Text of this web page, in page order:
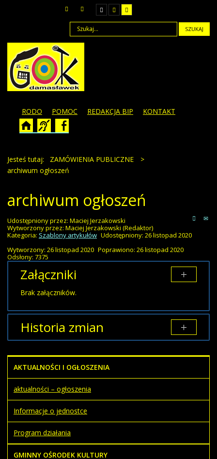
SZUKAJ
RODO POMOC REDAKCJA BIP KONTAKT
Jesteś tutaj: ZAMÓWIENIA PUBLICZNE
>
archiwum ogłoszeń
archiwum ogłoszeń
Udostępniony przez: Maciej Jerzakowski
Wytworzony przez: Maciej Jerzakowski (Redaktor)
Kategoria: Szablony artykułów Udostępniony: 26 listopad 2020
Wytworzony: 26 listopad 2020 Poprawiono: 26 listopad 2020
Odsłony: 7375
Załączniki
Brak załączników.
Historia zmian
Artykuł
został
utworzony.
czwartek,
26 listopad
2020 22:11
Jerzakowski
AKTUALNOŚCI I OGŁOSZENIA
aktualności – ogłoszenia
Informacje o jednostce
Program działania
GMINNY OŚRODEK KULTURY